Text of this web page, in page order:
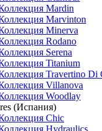
Mardin
Marvinton
Minerva
Rodano
Serena
Titanium
Travertino Di
Villanova
Woodlay
(Испания)
Chic
Hydraulics